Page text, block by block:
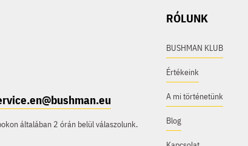
általában 2 órán belül válaszolunk.
RÓLUNK
BUSHMAN KLUB
Értékeink
A mi történetünk
Blog